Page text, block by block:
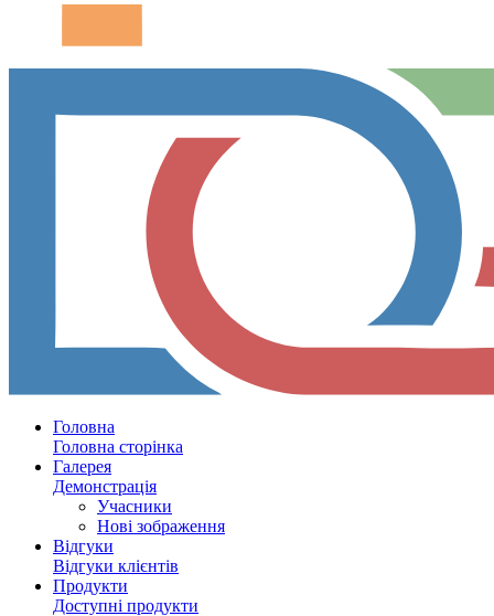
Головна
Головна сторінка
Галерея
Демонстрація
Учасники
Нові зображення
Відгуки
Відгуки клієнтів
Продукти
Доступні продукти